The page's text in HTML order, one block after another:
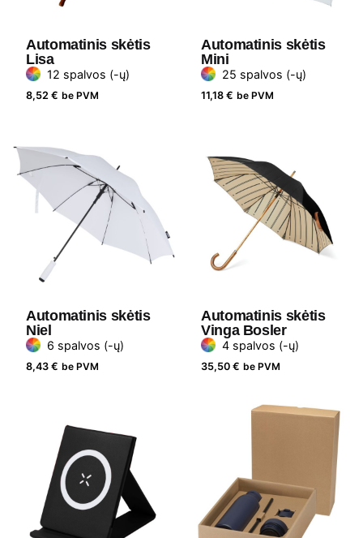
Automatinis skėtis
Lisa
12 spalvos (-ų)
8,52 € be PVM
Automatinis skėtis
Mini
25 spalvos (-ų)
11,18 € be PVM
Automatinis skėtis
Niel
6 spalvos (-ų)
8,43 € be PVM
Automatinis skėtis
Vinga Bosler
4 spalvos (-ų)
35,50 € be PVM